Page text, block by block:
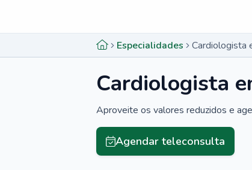
Especialidades Cardiologista
Cardiologista
Aproveite os valores reduzidos e
Agendar teleconsulta